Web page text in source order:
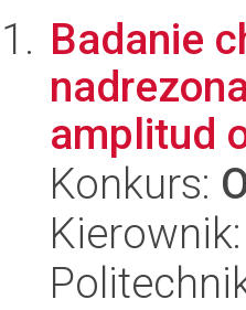
Badanie
amplitud
Konkurs: